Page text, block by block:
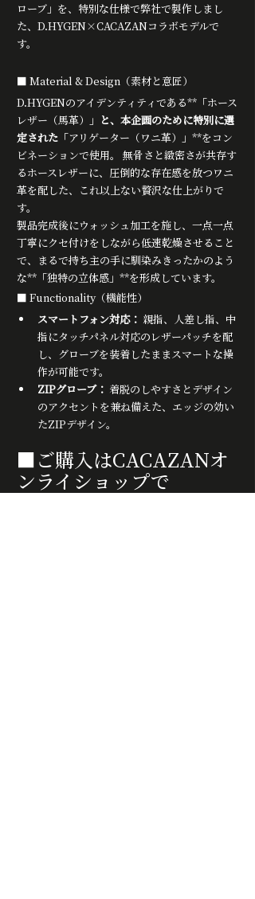
ローブ」を、特別な仕様で弊社で製作しまし
た、D.HYGEN×CACAZANコラボモデルで
す。
■ Material & Design（素材と意匠）
D.HYGENのアイデンティティである**「ホース
レザー（馬革）」 と、本企画のために特別に選
定された 「アリゲーター（ワニ革）」**をコン
ビネーションで使用。 無骨さと緻密さが共存す
るホースレザーに、圧倒的な存在感を放つワニ
革を配した、これ以上ない贅沢な仕上がりで
す。
製品完成後にウォッシュ加工を施し、一点一点
丁寧にクセ付けをしながら低速乾燥させること
で、まるで持ち主の手に馴染みきったかのよう
な**「独特の立体感」**を形成しています。
■ Functionality（機能性）
スマートフォン対応： 親指、人差し指、中
指にタッチパネル対応のレザーパッチを配
し、グローブを装着したままスマートな操
作が可能です。
ZIPグローブ： 着脱のしやすさとデザイン
のアクセントを兼ね備えた、エッジの効い
たZIPデザイン。
■ご購入はCACAZANオ
ンライショップで